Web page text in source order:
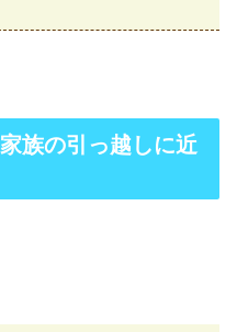
族の引っ越しに近